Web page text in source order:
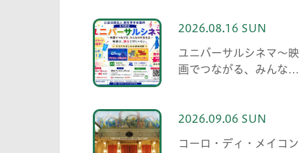
2026.08.16 SUN
ユニバーサルシネマ～映
画でつながる、みんなの
2026.09.06 SUN
コーロ・ディ・メイコン